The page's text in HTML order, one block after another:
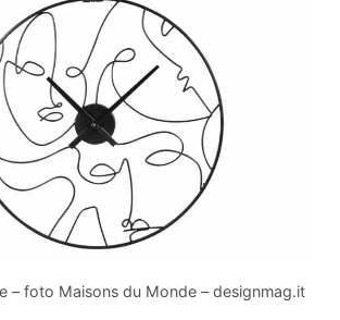
– foto Maisons du Monde – designmag.it